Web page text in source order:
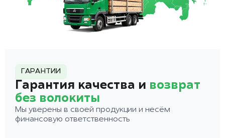
ГАРАНТИИ
Гарантия качества и возврат
без волокиты
Мы уверены в своей продукции и несём
финансовую ответственность